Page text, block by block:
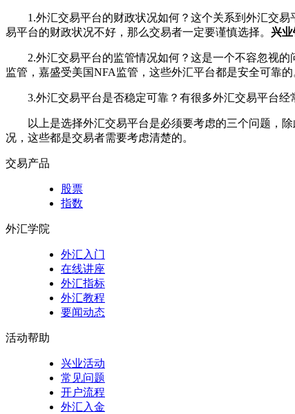
1.外汇交易平台的财政状况如何？这个关系到外汇交
易平台的财政状况不好，那么交易者一定要谨慎选择。 兴
2.外汇交易平台的监管情况如何？这是一个不容忽视
监管，嘉盛受美国NFA监管，这些外汇平台都是安全可靠的
3.外汇交易平台是否稳定可靠？有很多外汇交易平台
以上是选择外汇交易平台是必须要考虑的三个问题，
况，这些都是交易者需要考虑清楚的。
交易产品
股票
指数
外汇学院
外汇入门
在线讲座
外汇指标
外汇教程
要闻动态
活动帮助
兴业活动
常见问题
开户流程
外汇入金